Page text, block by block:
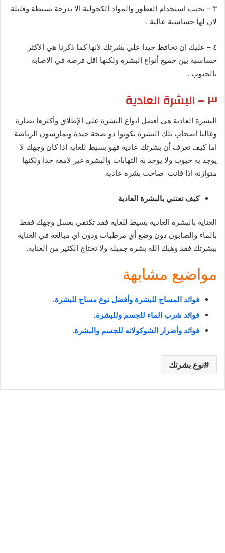
٣ – تجنب استخدام العطور والمواد الكحولية الا بدرجة بسيطة وقليلة
لان لها حساسية عالية .
٤ – عليك ان تحافظ جيدا علي بشرتك لأنها كما ذكرنا هي الأكثر
حساسية بين جميع أنواع البشرة ولكنها اقل فرصة في الاصابة
بالحبوب .
٣ – البشرة العادية
البشرة العادية هي أفضل انواع البشرة علي الإطلاق وأكثرها نضارة
وغالبا اصحاب تلك البشرة يكونوا ذو صحة جيدة ويمارسون الرياضة
اما كيف تعرف أن بشرتك عادية فهو بسيط للغاية اذا كان وجهك لا
يوجد بة حبوب ولا يوجد بة التهابات والبشرة غير لامعة جدا ولكنها
متوازنة اذا فانت صاحب بشرة عادية
كيف تعتني بالبشرة العادية
العناية بالبشرة العاديه بسيط للغاية فقد تكتفي بغسل وجهك فقط
بالماء والصابون دون وضع أي مرطبات ودون اي مبالغة في العناية
ببشرتك فقد وهبك الله بشرة جميلة ولا تحتاج الكثير من العناية.
مواضيع مشابهة
فوائد المساج للبشرة وأفضل نوع مساج للبشرة.
فوائد شرب الماء للجسم وللبشرة.
فوائد وأضرار الشوكولاته للجسم والبشرة.
نوع بشرتك